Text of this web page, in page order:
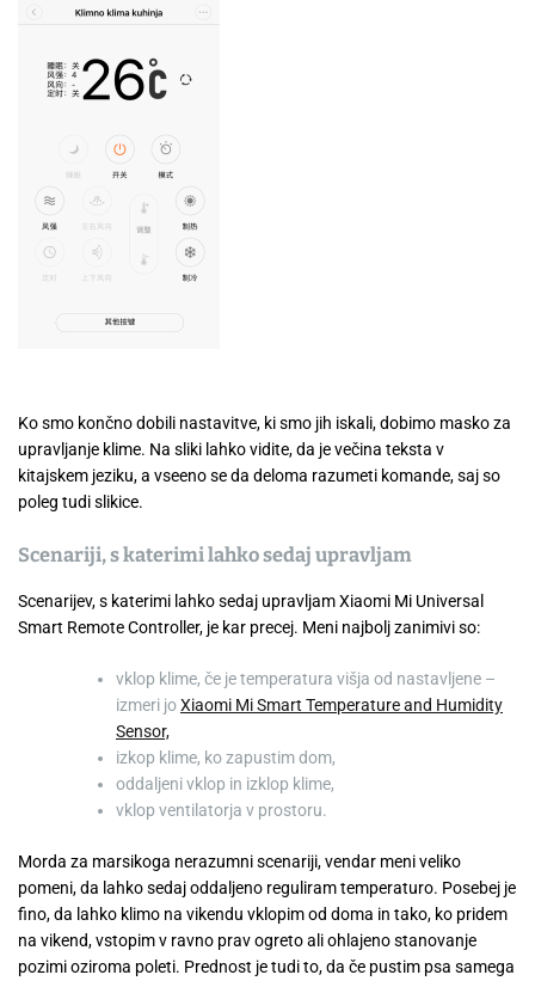
Ko smo končno dobili nastavitve, ki smo jih iskali, dobimo masko za
upravljanje klime. Na sliki lahko vidite, da je večina teksta v
kitajskem jeziku, a vseeno se da deloma razumeti komande, saj so
poleg tudi slikice.
Scenariji, s katerimi lahko sedaj upravljam
Scenarijev, s katerimi lahko sedaj upravljam Xiaomi Mi Universal
Smart Remote Controller, je kar precej. Meni najbolj zanimivi so:
vklop klime, če je temperatura višja od nastavljene –
izmeri joXiaomi Mi Smart Temperature and Humidity
Sensor,
izkop klime, ko zapustim dom,
oddaljeni vklop in izklop klime,
vklop ventilatorja v prostoru.
Morda za marsikoga nerazumni scenariji, vendar meni veliko
pomeni, da lahko sedaj oddaljeno reguliram temperaturo. Posebej je
fino, da lahko klimo na vikendu vklopim od doma in tako, ko pridem
na vikend, vstopim v ravno prav ogreto ali ohlajeno stanovanje
pozimi oziroma poleti. Prednost je tudi to, da če pustim psa samega